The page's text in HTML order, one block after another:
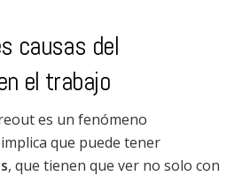
causas del
el trabajo
es un fenómeno
que puede tener
, que tienen que ver no solo con